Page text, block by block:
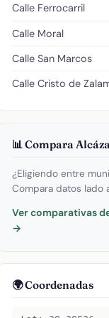
Calle Ferrocarril
Calle Moral
Calle San Marcos
Calle Cristo de
📊 Compara
¿Eligiendo entre
Compara datos lado
Ver comparativas
→
🌍 Coordenadas